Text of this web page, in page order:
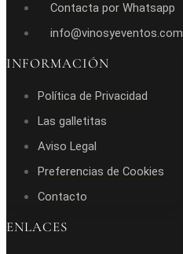
Contacta por Whatsapp
info@vinosyeventos.com
INFORMACIÓN
Política de Privacidad
Las galletitas
Aviso Legal
Preferencias de Cookies
Contacto
ENLACES